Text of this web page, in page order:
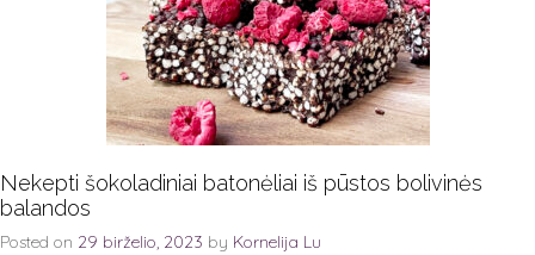
Nekepti šokoladiniai batonėliai iš pūstos bolivinės
balandos
Posted on 29 birželio, 2023 by Kornelija Lu